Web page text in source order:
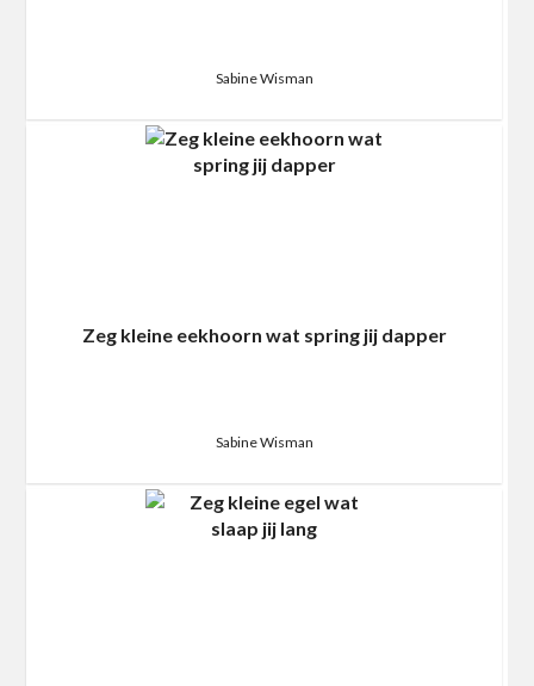
Sabine Wisman
Zeg kleine eekhoorn wat spring jij dapper
Sabine Wisman